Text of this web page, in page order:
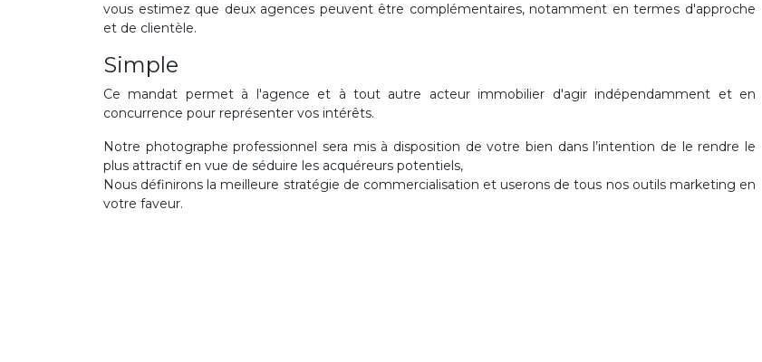
vous estimez que deux agences peuvent être complémentaires, notamment en termes d'approche
et de clientèle.
Simple
Ce mandat permet à l'agence et à tout autre acteur immobilier d'agir indépendamment et en
concurrence pour représenter vos intérêts.
Notre photographe professionnel sera mis à disposition de votre bien dans l’intention de le rendre le
plus attractif en vue de séduire les acquéreurs potentiels,
Nous définirons la meilleure stratégie de commercialisation et userons de tous nos outils marketing en
votre faveur.